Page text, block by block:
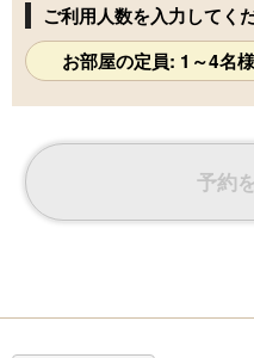
し温泉と独立したシャワール
効能豊かな上諏訪温泉をお
■客室備品
客室にはこだわりのアメニ
・シルクを使用したオリジ
・【SUWAプレミアム】認
「和音」やステーショナリー
・珈琲や、高品質の桑の葉
全室禁煙 小学生未満のお
ご利用人数を入力してく
お部屋の定員: 1～4名様
予約